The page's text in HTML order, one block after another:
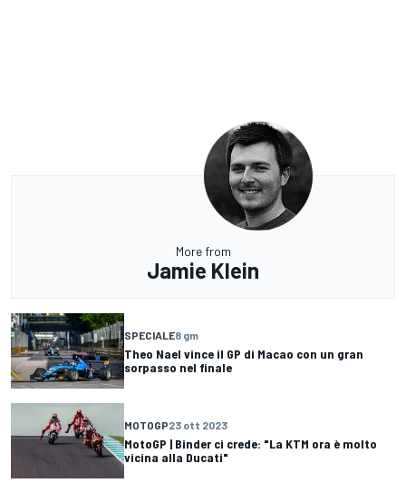
More from
Jamie Klein
SPECIALE8 gm
Theo Nael vince il GP di Macao con un gran
sorpasso nel finale
MOTOGP23 ott 2023
MotoGP | Binder ci crede: "La KTM ora è molto
vicina alla Ducati"